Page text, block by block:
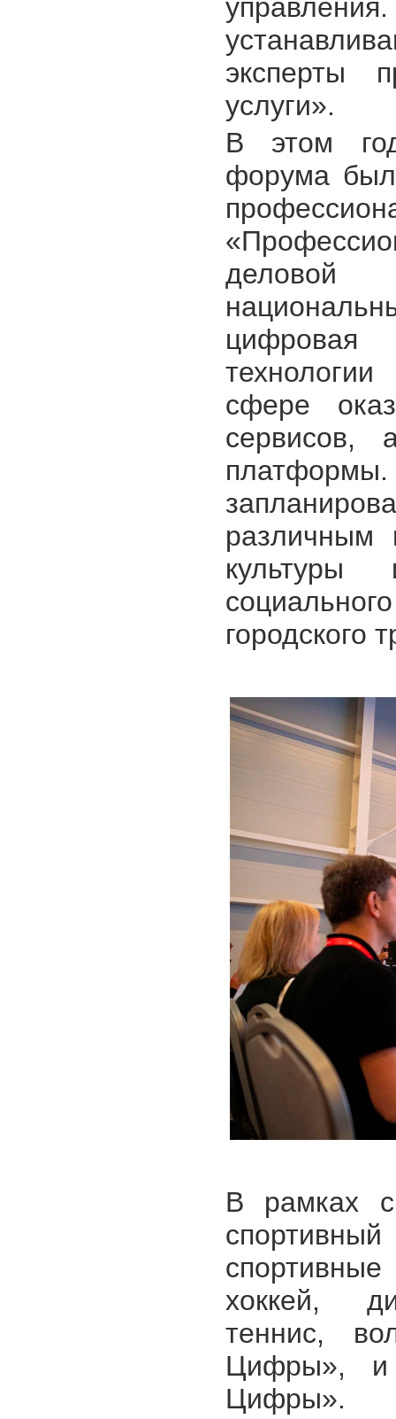
эксперты
услуги».
В этом
форума
деловой
цифровая
сфере
сервисов,
различным
городского
В рамках
хоккей,
теннис,
Цифры», и
Цифры».